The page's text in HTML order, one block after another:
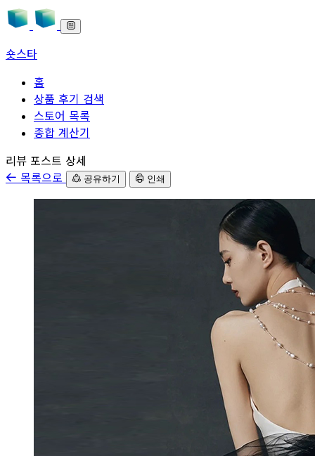
숏스타
홈
상품 후기 검색
스토어 목록
종합 계산기
본문으로 바로가기
리뷰 포스트 상세
목록으로
공유하기 인쇄